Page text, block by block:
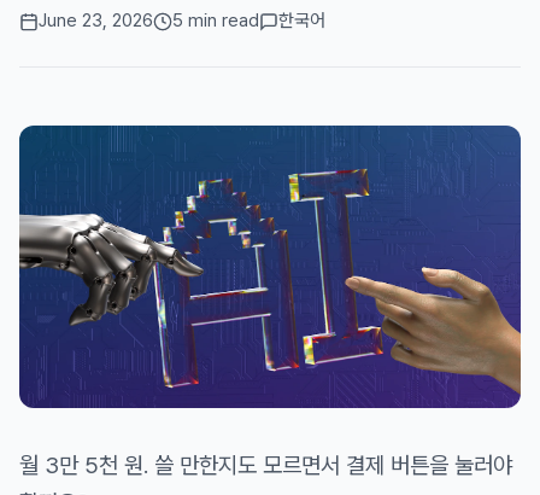
June 23, 2026 5 min read 한국어
월 3만 5천 원. 쓸 만한지도 모르면서 결제 버튼을 눌러야